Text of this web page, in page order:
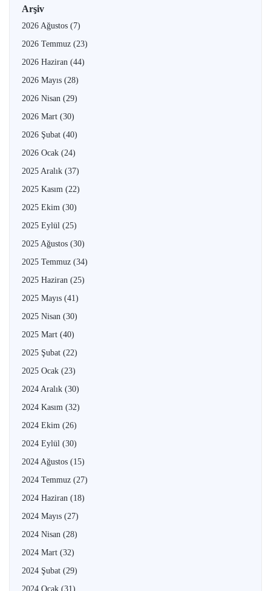
Arşiv
2026 Ağustos (7)
2026 Temmuz (23)
2026 Haziran (44)
2026 Mayıs (28)
2026 Nisan (29)
2026 Mart (30)
2026 Şubat (40)
2026 Ocak (24)
2025 Aralık (37)
2025 Kasım (22)
2025 Ekim (30)
2025 Eylül (25)
2025 Ağustos (30)
2025 Temmuz (34)
2025 Haziran (25)
2025 Mayıs (41)
2025 Nisan (30)
2025 Mart (40)
2025 Şubat (22)
2025 Ocak (23)
2024 Aralık (30)
2024 Kasım (32)
2024 Ekim (26)
2024 Eylül (30)
2024 Ağustos (15)
2024 Temmuz (27)
2024 Haziran (18)
2024 Mayıs (27)
2024 Nisan (28)
2024 Mart (32)
2024 Şubat (29)
2024 Ocak (31)